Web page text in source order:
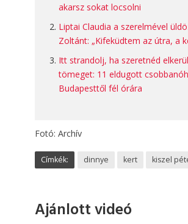
akarsz sokat locsolni
Liptai Claudia a szerelmével
Zoltánt: „Kifeküdtem az útra, a
Itt strandolj, ha szeretnéd
tömeget: 11 eldugott
Budapesttől fél órára
Fotó: Archív
Címkék: dinnye kert kiszel
Ajánlott videó